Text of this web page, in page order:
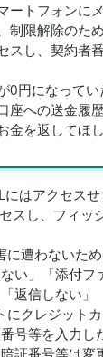
トフォンにメ
制限解除のた
スし、契約者
0円になってい
座への送金履
金を返してほ
にはアクセス
スし、フィッ
に遭わないた
い」「添付フ
返信しない」
にクレジット
号等を入力し